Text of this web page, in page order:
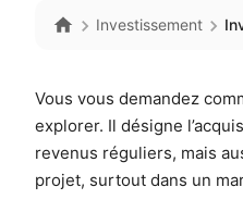
Investissement
Vous vous demandez
explorer. Il désigne
revenus réguliers, mais
projet, surtout dans un